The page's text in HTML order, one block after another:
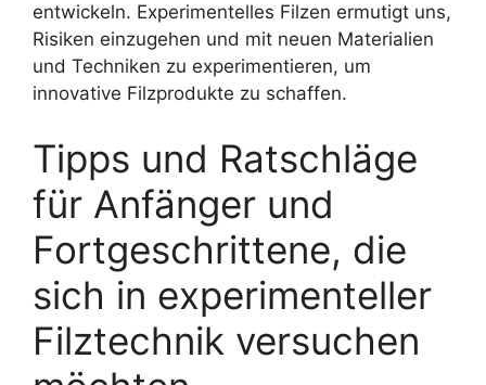
entwickeln. Experimentelles Filzen ermutigt uns,
Risiken einzugehen und mit neuen Materialien
und Techniken zu experimentieren, um
innovative Filzprodukte zu schaffen.
Tipps und Ratschläge
für Anfänger und
Fortgeschrittene, die
sich in experimenteller
Filztechnik versuchen